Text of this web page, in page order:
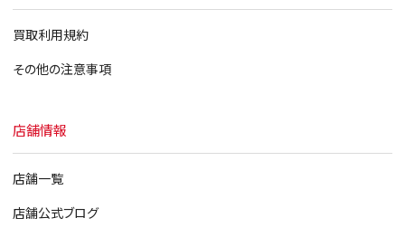
買取利用規約
その他の注意事項
店舗情報
店舗一覧
店舗公式ブログ